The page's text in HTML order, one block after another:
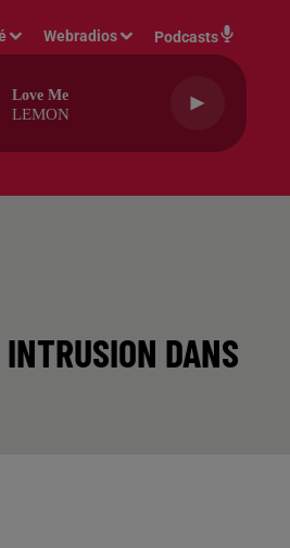
Webradios Podcasts
Love Me
LEMON
DANS